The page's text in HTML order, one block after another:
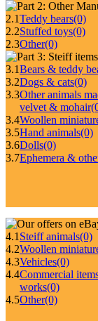
2.1Teddy bears(0)
2.2Stuffed toys(0)
2.3Other(0)
3.1Bears & teddy
3.2Dogs & cats(0)
3.3Other animals
velvet & mohair
3.4Woollen
3.5Hand animals(0)
3.6Dolls(0)
3.7Ephemera &
4.1 Steiff animals(0)
4.2Woollen
4.3Vehicles(0)
4.4Commercial
works(0)
4.5Other(0)